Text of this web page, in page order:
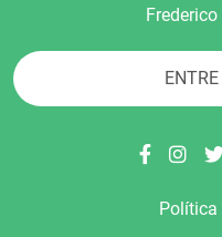
Política